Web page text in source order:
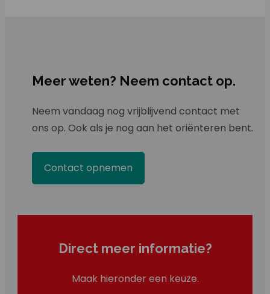
Meer weten? Neem contact op.
Neem vandaag nog vrijblijvend contact met
ons op. Ook als je nog aan het oriënteren bent.
Contact opnemen
Direct meer informatie?
Maak hieronder een keuze.